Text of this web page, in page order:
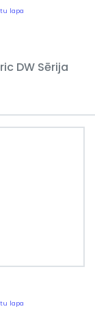
lapa
DW Sērija
lapa